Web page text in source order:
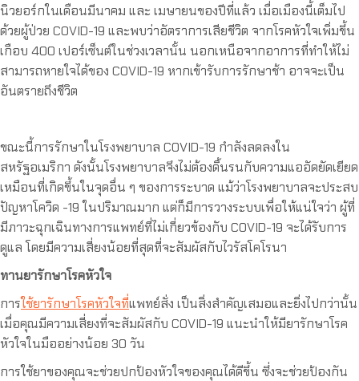
นิวยอร์กในเดือนมีนาคม และ เมษายนของปีที่แล้ว เมื่อเมืองนี้เต็มไป
ด้วยผู้ป่วย COVID-19 และพบว่าอัตราการเสียชีวิต จากโรคหัวใจเพิ่มขึ้น
เกือบ 400 เปอร์เซ็นต์ในช่วงเวลานั้น นอกเหนือจากอาการที่ทำให้ไม่
สามารถหายใจได้ของ COVID-19 หากเข้ารับการรักษาช้า อาจจะเป็น
อันตรายถึงชีวิต
ขณะนี้การรักษาในโรงพยาบาล COVID-19 กำลังลดลงใน
สหรัฐอเมริกา ดังนั้นโรงพยาบาลจึงไม่ต้องดิ้นรนกับความแออัดยัดเยียด
เหมือนที่เกิดขึ้นในจุดอื่น ๆ ของการระบาด แม้ว่าโรงพยาบาลจะประสบ
ปัญหาโควิด -19 ในปริมาณมาก แต่ก็มีการวางระบบเพื่อให้แน่ใจว่า ผู้ที่
มีภาวะฉุกเฉินทางการแพทย์ที่ไม่เกี่ยวข้องกับ COVID-19 จะได้รับการ
ดูแล โดยมีความเสี่ยงน้อยที่สุดที่จะสัมผัสกับไวรัสโคโรนา
ทานยารักษาโรคหัวใจ
การใช้ยารักษาโรคหัวใจที่แพทย์สั่ง เป็นสิ่งสำคัญเสมอและยิ่งไปกว่านั้น
เมื่อคุณมีความเสี่ยงที่จะสัมผัสกับ COVID-19 แนะนำให้มียารักษาโรค
หัวใจในมืออย่างน้อย 30 วัน
การใช้ยาของคุณจะช่วยปกป้องหัวใจของคุณได้ดีขึ้น ซึ่งจะช่วยป้องกัน